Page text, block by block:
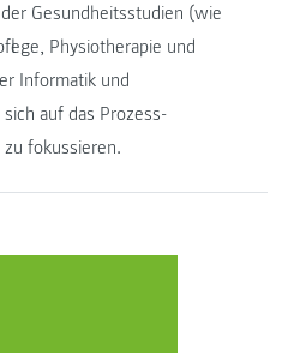
Gesundheitsstudien (wie
Physiotherapie und
Informatik und
auf das Prozess-
fokussieren.